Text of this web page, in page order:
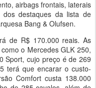
airbags frontais, laterais
destaques da lista de
Bang & Olufsen.
de R$ 170.000 reais. As
o Mercedes GLK 250,
Sport, cujo preço é de 269
terá que encarar o custo-
Comfort custa 138.000